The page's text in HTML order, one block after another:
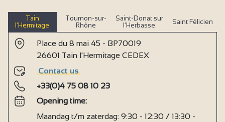
Tain
l’Hermitage
Tournon-sur-
Rhône
Saint-Donat sur
l’Herbasse
Saint Félicien
Place du 8 mai 45 - BP70019
26601 Tain l'Hermitage CEDEX
Contact us
+33(0)4 75 08 10 23
Opening time:
Maandag t/m zaterdag: 9:30 - 12:30 / 13:30 -